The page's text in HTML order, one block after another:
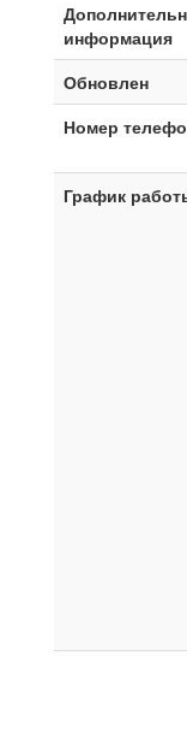
информация
Обновлен
Номер
График